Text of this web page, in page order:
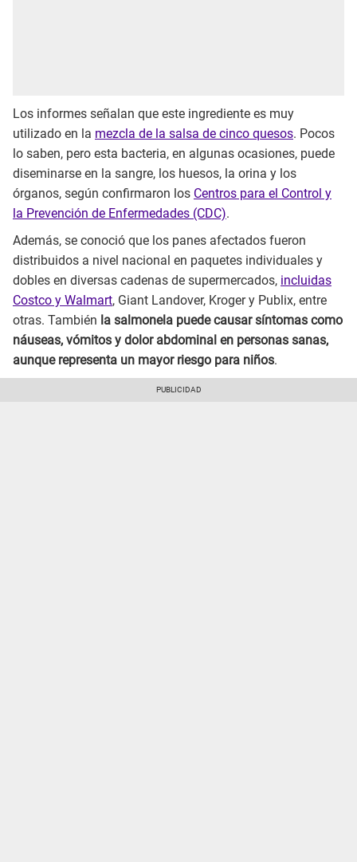
Los informes señalan que este ingrediente es muy
utilizado en la mezcla de la salsa de cinco quesos. Pocos
lo saben, pero esta bacteria, en algunas ocasiones, puede
diseminarse en la sangre, los huesos, la orina y los
órganos, según confirmaron los Centros para el Control y
la Prevención de Enfermedades (CDC).
Además, se conoció que los panes afectados fueron
distribuidos a nivel nacional en paquetes individuales y
dobles en diversas cadenas de supermercados, incluidas
Costco y Walmart, Giant Landover, Kroger y Publix, entre
otras. También la salmonela puede causar síntomas como
náuseas, vómitos y dolor abdominal en personas sanas,
aunque representa un mayor riesgo para niños.